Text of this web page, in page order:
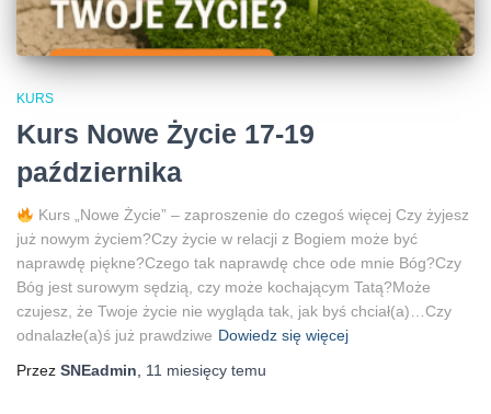
KURS
Kurs Nowe Życie 17-19
października
Kurs „Nowe Życie” – zaproszenie do czegoś więcej Czy żyjesz
już nowym życiem?Czy życie w relacji z Bogiem może być
naprawdę piękne?Czego tak naprawdę chce ode mnie Bóg?Czy
Bóg jest surowym sędzią, czy może kochającym Tatą?Może
czujesz, że Twoje życie nie wygląda tak, jak byś chciał(a)…Czy
odnalazłe(a)ś już prawdziwe Dowiedz się więcej
Przez SNEadmin, 11 miesięcy temu